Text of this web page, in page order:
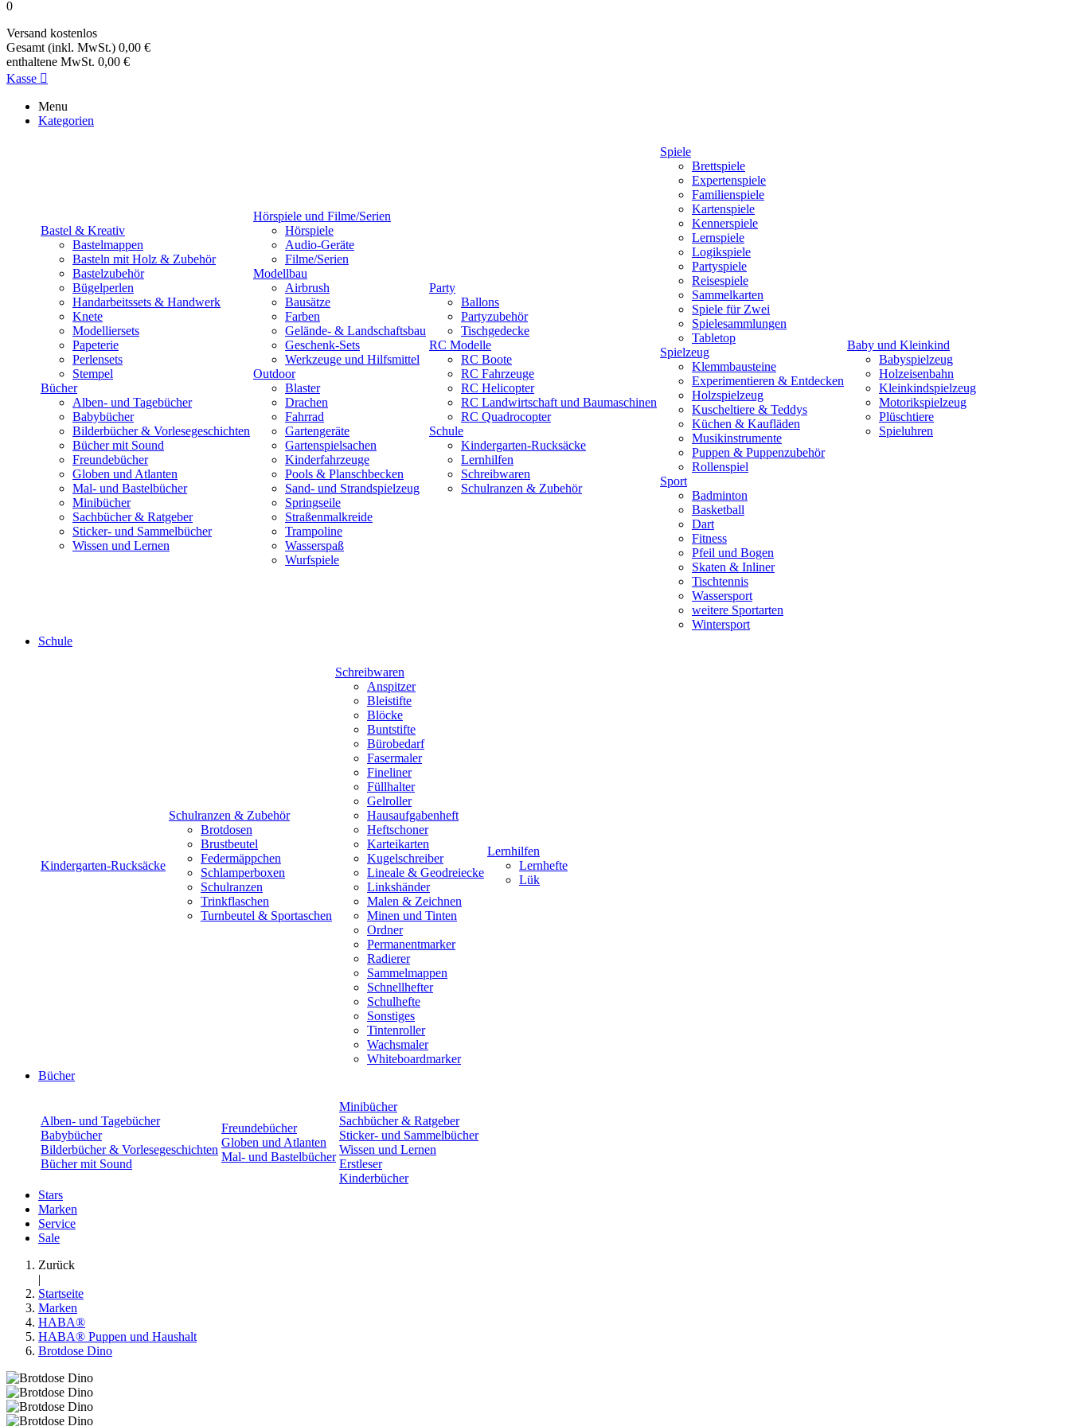
0
Versand kostenlos
Gesamt (inkl. MwSt.) 0,00 €
enthaltene MwSt. 0,00 €
Kasse 
Menu
Kategorien
Bastel & Kreativ
Bastelmappen
Basteln mit Holz & Zubehör
Bastelzubehör
Bügelperlen
Handarbeitssets & Handwerk
Knete
Modelliersets
Papeterie
Perlensets
Stempel
Bücher
Alben- und Tagebücher
Babybücher
Bilderbücher & Vorlesegeschichten
Bücher mit Sound
Freundebücher
Globen und Atlanten
Mal- und Bastelbücher
Minibücher
Sachbücher & Ratgeber
Sticker- und Sammelbücher
Wissen und Lernen
Hörspiele und Filme/Serien
Hörspiele
Audio-Geräte
Filme/Serien
Modellbau
Airbrush
Bausätze
Farben
Gelände- & Landschaftsbau
Geschenk-Sets
Werkzeuge und Hilfsmittel
Outdoor
Blaster
Drachen
Fahrrad
Gartengeräte
Gartenspielsachen
Kinderfahrzeuge
Pools & Planschbecken
Sand- und Strandspielzeug
Springseile
Straßenmalkreide
Trampoline
Wasserspaß
Wurfspiele
Party
Ballons
Partyzubehör
Tischgedecke
RC Modelle
RC Boote
RC Fahrzeuge
RC Helicopter
RC Landwirtschaft und Baumaschinen
RC Quadrocopter
Schule
Kindergarten-Rucksäcke
Lernhilfen
Schreibwaren
Schulranzen & Zubehör
Spiele
Brettspiele
Expertenspiele
Familienspiele
Kartenspiele
Kennerspiele
Lernspiele
Logikspiele
Partyspiele
Reisespiele
Sammelkarten
Spiele für Zwei
Spielesammlungen
Tabletop
Spielzeug
Klemmbausteine
Experimentieren & Entdecken
Holzspielzeug
Kuscheltiere & Teddys
Küchen & Kaufläden
Musikinstrumente
Puppen & Puppenzubehör
Rollenspiel
Sport
Badminton
Basketball
Dart
Fitness
Pfeil und Bogen
Skaten & Inliner
Tischtennis
Wassersport
weitere Sportarten
Wintersport
Baby und Kleinkind
Babyspielzeug
Holzeisenbahn
Kleinkindspielzeug
Motorikspielzeug
Plüschtiere
Spieluhren
Schule
Kindergarten-Rucksäcke
Schulranzen & Zubehör
Brotdosen
Brustbeutel
Federmäppchen
Schlamperboxen
Schulranzen
Trinkflaschen
Turnbeutel & Sportaschen
Schreibwaren
Anspitzer
Bleistifte
Blöcke
Buntstifte
Bürobedarf
Fasermaler
Fineliner
Füllhalter
Gelroller
Hausaufgabenheft
Heftschoner
Karteikarten
Kugelschreiber
Lineale & Geodreiecke
Linkshänder
Malen & Zeichnen
Minen und Tinten
Ordner
Permanentmarker
Radierer
Sammelmappen
Schnellhefter
Schulhefte
Sonstiges
Tintenroller
Wachsmaler
Whiteboardmarker
Lernhilfen
Lernhefte
Lük
Bücher
Alben- und Tagebücher
Babybücher
Bilderbücher & Vorlesegeschichten
Bücher mit Sound
Freundebücher
Globen und Atlanten
Mal- und Bastelbücher
Minibücher
Sachbücher & Ratgeber
Sticker- und Sammelbücher
Wissen und Lernen
Erstleser
Kinderbücher
Stars
Marken
Service
Sale
Zurück
|
Startseite
Marken
HABA®
HABA® Puppen und Haushalt
Brotdose Dino